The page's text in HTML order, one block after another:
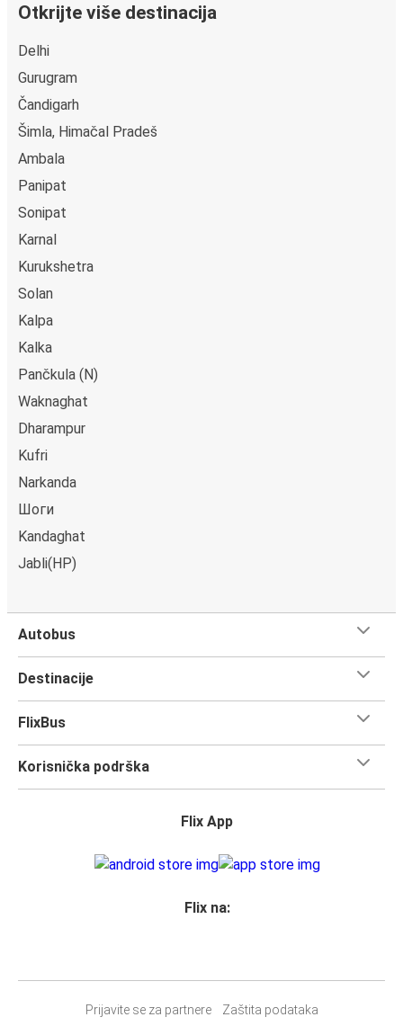
Otkrijte više destinacija
Delhi
Gurugram
Čandigarh
Šimla, Himačal Pradeš
Ambala
Panipat
Sonipat
Karnal
Kurukshetra
Solan
Kalpa
Kalka
Pančkula (N)
Waknaghat
Dharampur
Kufri
Narkanda
Шоги
Kandaghat
Jabli(HP)
Autobus
Destinacije
FlixBus
Korisnička podrška
Flix App
Flix na:
Prijavite se za partnere
Zaštita podataka